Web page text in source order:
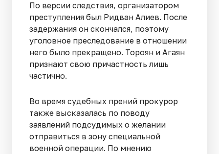
По версии следствия, организатором
преступления был Ридван Алиев. После
задержания он скончался, поэтому
уголовное преследование в отношении
него было прекращено. Тороян и Агаян
признают свою причастность лишь
частично.
Во время судебных прений прокурор
также высказалась по поводу
заявлений подсудимых о желании
отправиться в зону специальной
военной операции. По мнению